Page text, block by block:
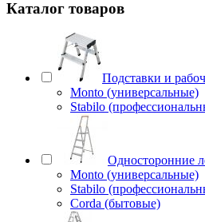
Каталог товаров
Подставки и
Monto (универсальные)
Stabilo
Односторонние
Monto (универсальные)
Stabilo
Corda (бытовые)